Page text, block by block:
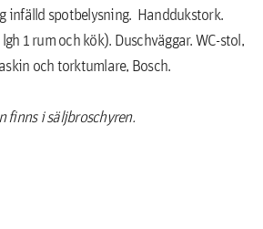
infälld spotbelysning. Handdukstork.
1 rum och kök). Duschväggar. WC-stol,
och torktumlare, Bosch.
i säljbroschyren.